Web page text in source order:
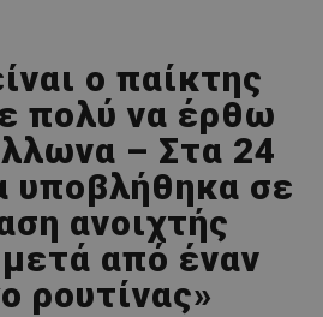
ο παίκτης
πολύ να έρθω
– Στα 24
υποβλήθηκα σε
ανοιχτής
από έναν
ρουτίνας»